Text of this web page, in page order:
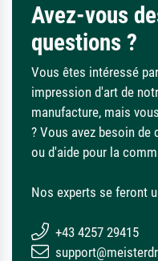
Avez-vous
questions ?
Vous êtes intéressé
impression d'art de
manufacture, mais
? Vous avez besoin
ou d'aide pour la
Nos experts se feront
+43 4257 29415